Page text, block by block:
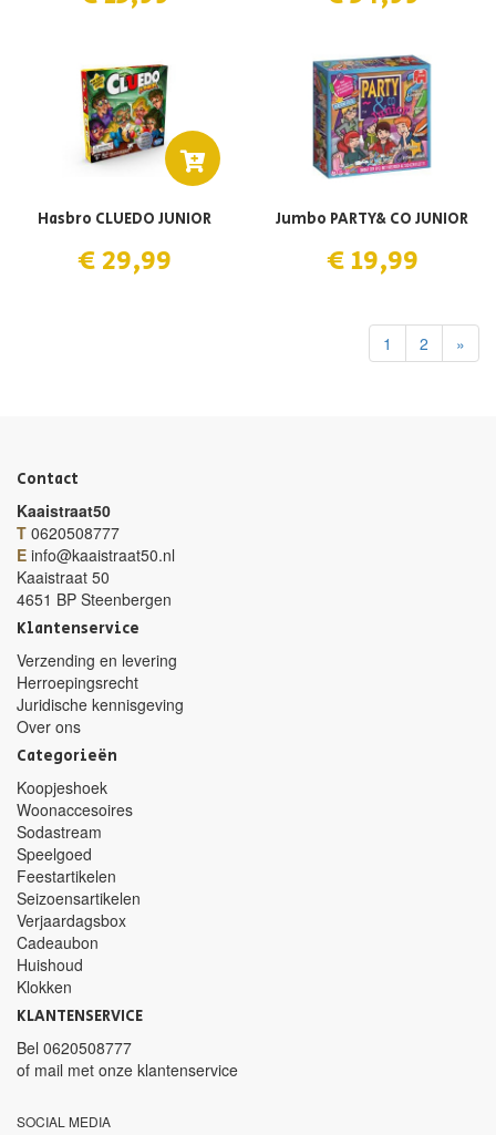
Hasbro CLUEDO JUNIOR
€ 29,99
Jumbo PARTY& CO JUNIOR
€ 19,99
1 2 »
Contact
Kaaistraat50
T 0620508777
E info@kaaistraat50.nl
Kaaistraat 50
4651 BP Steenbergen
Klantenservice
Verzending en levering
Herroepingsrecht
Juridische kennisgeving
Over ons
Categorieën
Koopjeshoek
Woonaccesoires
Sodastream
Speelgoed
Feestartikelen
Seizoensartikelen
Verjaardagsbox
Cadeaubon
Huishoud
Klokken
KLANTENSERVICE
Bel 0620508777
of mail met onze klantenservice
SOCIAL MEDIA